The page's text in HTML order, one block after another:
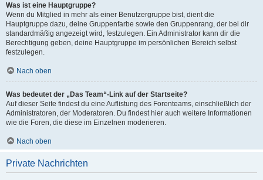
Was ist eine Hauptgruppe?
Wenn du Mitglied in mehr als einer Benutzergruppe bist, dient die
Hauptgruppe dazu, deine Gruppenfarbe sowie den Gruppenrang, der bei dir
standardmäßig angezeigt wird, festzulegen. Ein Administrator kann dir die
Berechtigung geben, deine Hauptgruppe im persönlichen Bereich selbst
festzulegen.
Nach oben
Was bedeutet der „Das Team“-Link auf der Startseite?
Auf dieser Seite findest du eine Auflistung des Forenteams, einschließlich der
Administratoren, der Moderatoren. Du findest hier auch weitere Informationen
wie die Foren, die diese im Einzelnen moderieren.
Nach oben
Private Nachrichten